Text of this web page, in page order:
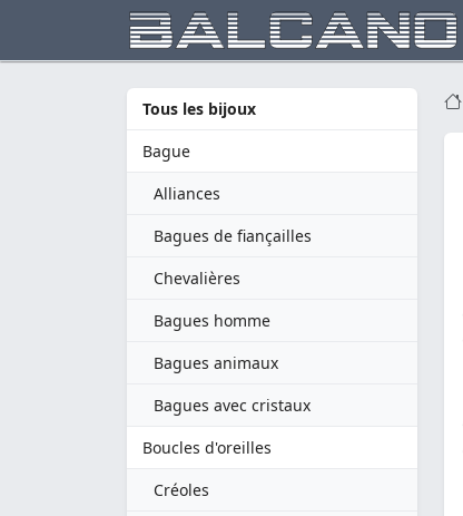
Tous les bijoux
Bague
Alliances
Bagues de fiançailles
Chevalières
Bagues homme
Bagues animaux
Bagues avec cristaux
Boucles d'oreilles
Créoles